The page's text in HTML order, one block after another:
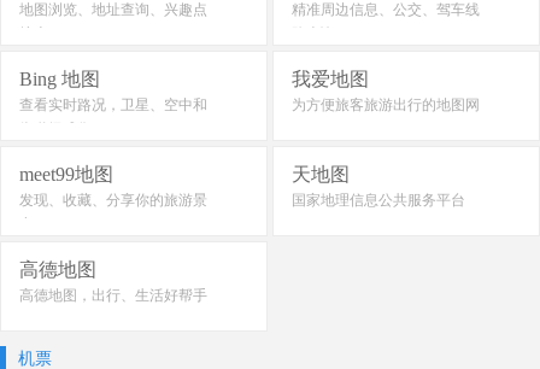
地图浏览、地址查询、兴趣点
精准周边信息、公交、驾车线
Bing 地图
查看实时路况，卫星、空中和
我爱地图
为方便旅客旅游出行的地图网
meet99地图
发现、收藏、分享你的旅游景
天地图
国家地理信息公共服务平台
高德地图
高德地图，出行、生活好帮手
机票